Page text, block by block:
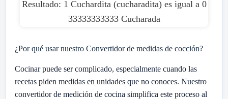
Resultado: 1 Cuchardita (cucharadita) es igual a 0
33333333333 Cucharada
¿Por qué usar nuestro Convertidor de medidas de cocción?
Cocinar puede ser complicado, especialmente cuando las
recetas piden medidas en unidades que no conoces. Nuestro
convertidor de medición de cocina simplifica este proceso al